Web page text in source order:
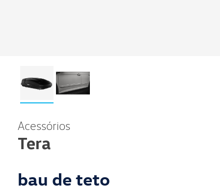
Acessórios
Tera
bau de teto